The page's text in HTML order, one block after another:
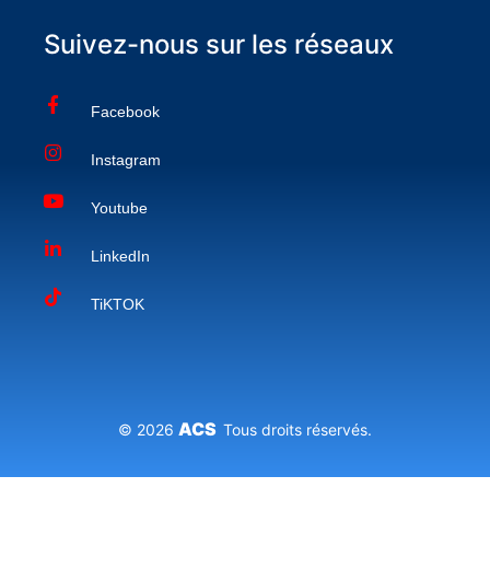
Suivez-nous sur les réseaux
Facebook
Instagram
Youtube
LinkedIn
TiKTOK
© 2026 ACS Tous droits réservés.